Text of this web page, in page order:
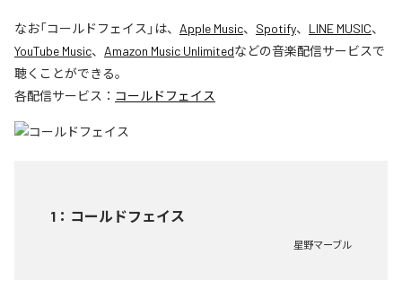
なお「コールドフェイス 」は、 Apple Music、 Spotify、 LINE MUSIC、
YouTube Music、 Amazon Music Unlimitedなどの音楽配信サービスで
聴くことができる。
各配信サービス： コールドフェイス
1 ： コールドフェイス
星野マーブル